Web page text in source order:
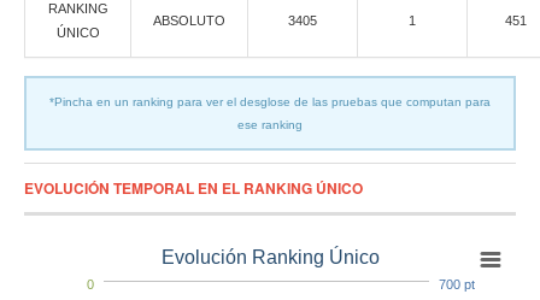
RANKING
ÚNICO
ABSOLUTO 3405 1 451
*Pincha en un ranking para ver el desglose de las pruebas que computan para
ese ranking
EVOLUCIÓN TEMPORAL EN EL RANKING ÚNICO
Evolución Ranking Único
0 700 pt